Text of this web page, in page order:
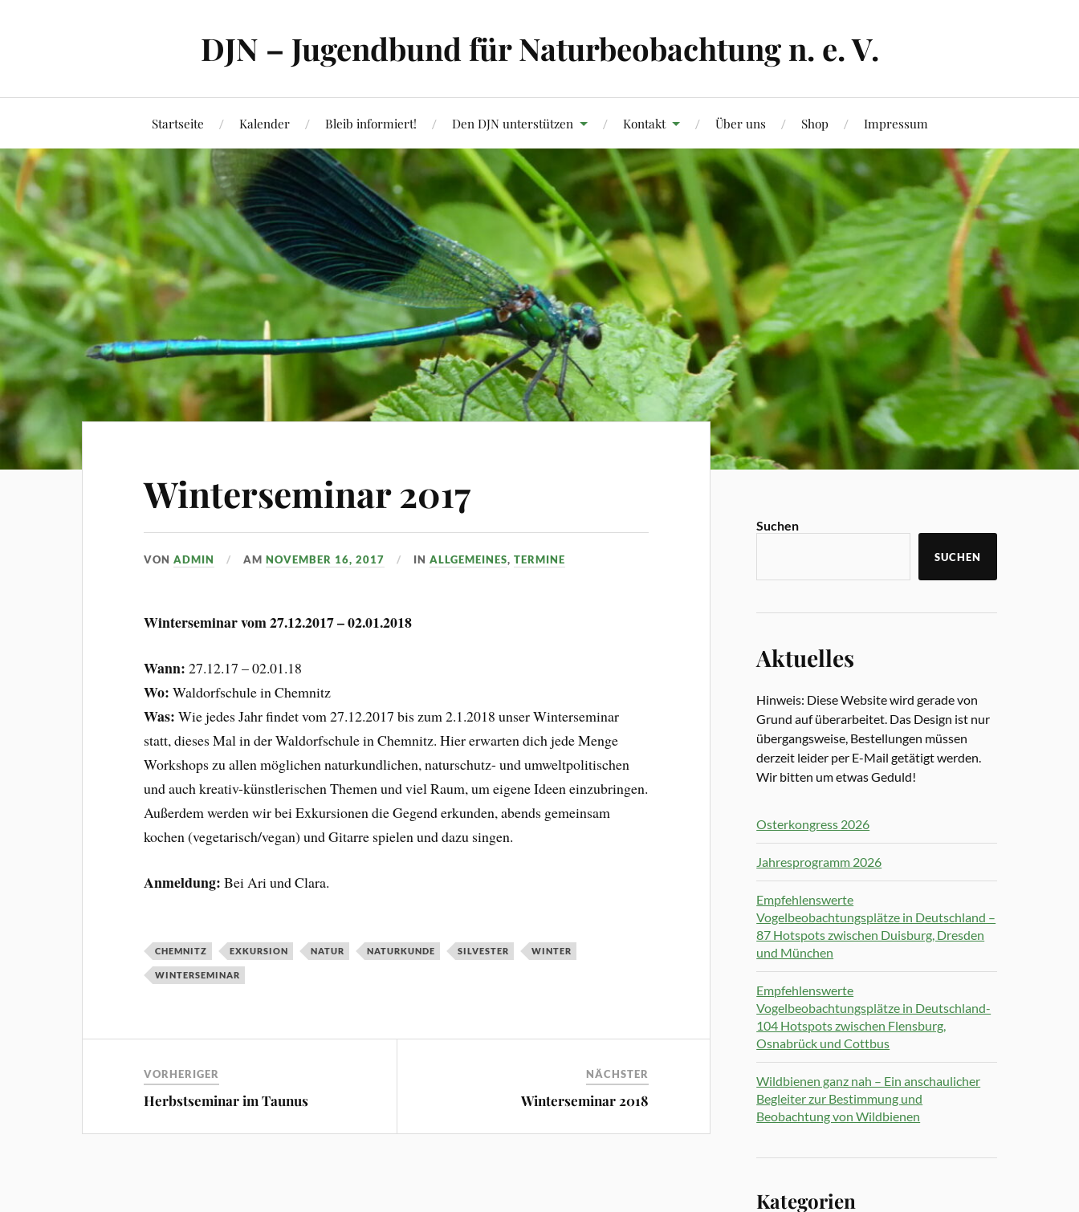
DJN – Jugendbund für Naturbeobachtung n. e. V.
Startseite Kalender Bleib informiert! Den DJN unterstützen Kontakt Über uns Shop Impressum
Winterseminar 2017
VONADMIN AMNOVEMBER 16, 2017 INALLGEMEINES,TERMINE
Winterseminar vom 27.12.2017 – 02.01.2018
Wann: 27.12.17 – 02.01.18
Wo: Waldorfschule in Chemnitz
Was: Wie jedes Jahr findet vom 27.12.2017 bis zum 2.1.2018 unser Winterseminar
statt, dieses Mal in der Waldorfschule in Chemnitz. Hier erwarten dich jede Menge
Workshops zu allen möglichen naturkundlichen, naturschutz- und umweltpolitischen
und auch kreativ-künstlerischen Themen und viel Raum, um eigene Ideen einzubringen.
Außerdem werden wir bei Exkursionen die Gegend erkunden, abends gemeinsam
kochen (vegetarisch/vegan) und Gitarre spielen und dazu singen.
Anmeldung: Bei Ari und Clara.
CHEMNITZ EXKURSION NATUR NATURKUNDE SILVESTER WINTER
WINTERSEMINAR
VORHERIGER
Herbstseminar im Taunus
NÄCHSTER
Winterseminar 2018
Suchen
SUCHEN
Aktuelles
Hinweis: Diese Website wird gerade von
Grund auf überarbeitet. Das Design ist nur
übergangsweise, Bestellungen müssen
derzeit leider per E-Mail getätigt werden.
Wir bitten um etwas Geduld!
Osterkongress 2026
Jahresprogramm 2026
Empfehlenswerte
Vogelbeobachtungsplätze in Deutschland –
87 Hotspots zwischen Duisburg, Dresden
und München
Empfehlenswerte
Vogelbeobachtungsplätze in Deutschland-
104 Hotspots zwischen Flensburg,
Osnabrück und Cottbus
Wildbienen ganz nah – Ein anschaulicher
Begleiter zur Bestimmung und
Beobachtung von Wildbienen
Kategorien